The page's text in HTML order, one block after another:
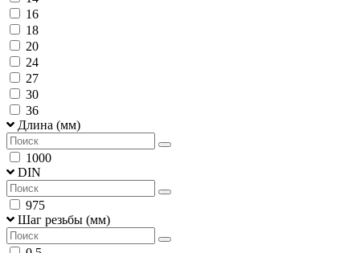
16
18
20
24
27
30
36
Длина (мм)
1000
DIN
975
Шаг резьбы (мм)